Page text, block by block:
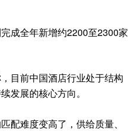
成全年新增约2200至2300家
目前中国酒店行业处于结构
发展的核心方向。
配难度变高了，供给质量、